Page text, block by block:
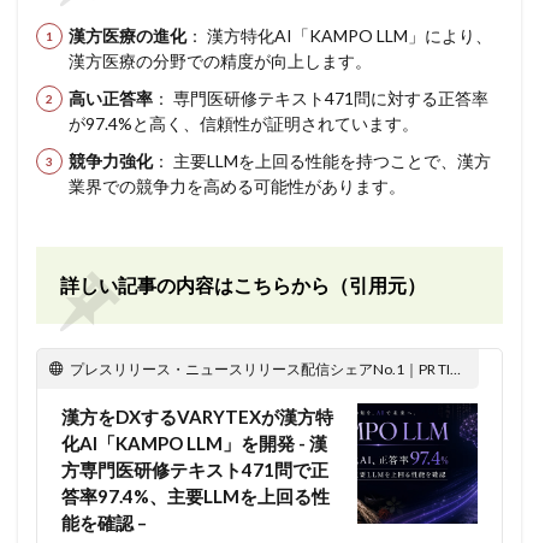
漢方医療の進化： 漢方特化AI「KAMPO LLM」により、
漢方医療の分野での精度が向上します。
高い正答率 ： 専門医研修テキスト471問に対する正答率
が97.4%と高く、信頼性が証明されています。
競争力強化： 主要LLMを上回る性能を持つことで、漢方
業界での競争力を高める可能性があります。
詳しい記事の内容はこちらから（引用元）
プレスリリース・ニュースリリース配信シェアNo.1｜PR TIMES
漢方をDXするVARYTEXが漢方特
化AI「KAMPO LLM」を開発 - 漢
方専門医研修テキスト471問で正
答率97.4%、主要LLMを上回る性
能を確認 –